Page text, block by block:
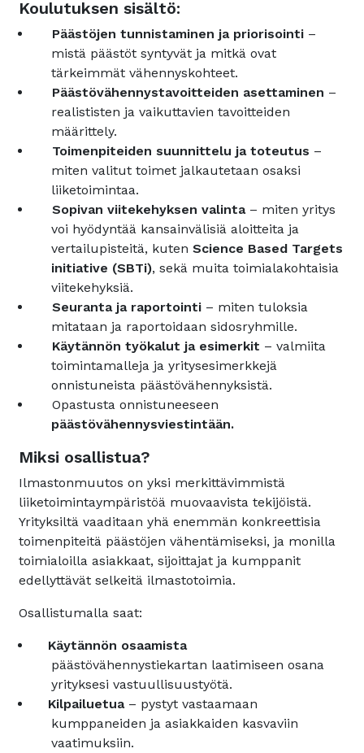
Koulutuksen sisältö:
Päästöjen tunnistaminen ja priorisointi –
mistä päästöt syntyvät ja mitkä ovat
tärkeimmät vähennyskohteet.
Päästövähennystavoitteiden asettaminen –
realististen ja vaikuttavien tavoitteiden
määrittely.
Toimenpiteiden suunnittelu ja toteutus –
miten valitut toimet jalkautetaan osaksi
liiketoimintaa.
Sopivan viitekehyksen valinta– miten yritys
voi hyödyntää kansainvälisiä aloitteita ja
vertailupisteitä, kuten Science Based Targets
initiative (SBTi), sekä muita toimialakohtaisia
viitekehyksiä.
Seuranta ja raportointi – miten tuloksia
mitataan ja raportoidaan sidosryhmille.
Käytännön työkalut ja esimerkit – valmiita
toimintamalleja ja yritysesimerkkejä
onnistuneista päästövähennyksistä.
Opastusta onnistuneeseen
päästövähennysviestintään.
Miksi osallistua?
Ilmastonmuutos on yksi merkittävimmistä
liiketoimintaympäristöä muovaavista tekijöistä.
Yrityksiltä vaaditaan yhä enemmän konkreettisia
toimenpiteitä päästöjen vähentämiseksi, ja monilla
toimialoilla asiakkaat, sijoittajat ja kumppanit
edellyttävät selkeitä ilmastotoimia.
Osallistumalla saat:
Käytännön osaamista
päästövähennystiekartan laatimiseen osana
yrityksesi vastuullisuustyötä.
Kilpailuetua– pystyt vastaamaan
kumppaneiden ja asiakkaiden kasvaviin
vaatimuksiin.